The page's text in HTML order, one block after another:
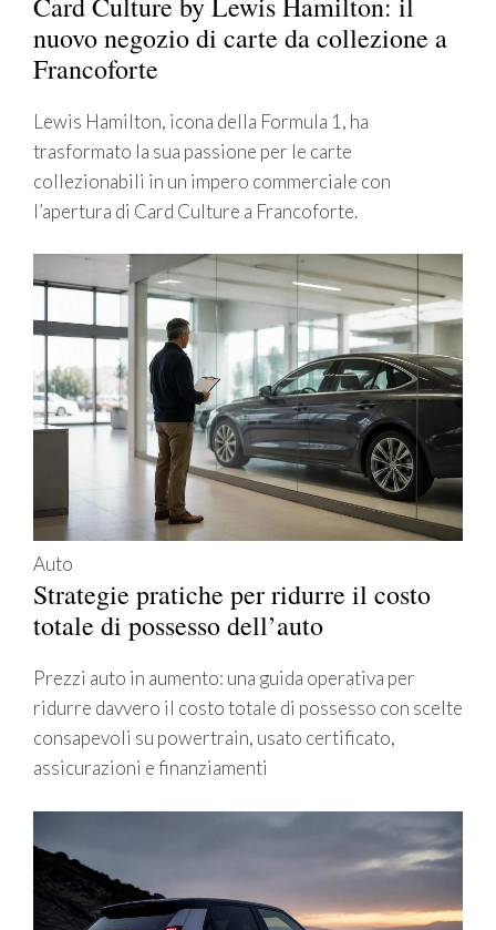
nuovo negozio di carte da collezione a
Francoforte
Lewis Hamilton, icona della Formula 1, ha
trasformato la sua passione per le carte
collezionabili in un impero commerciale con
l’apertura di Card Culture a Francoforte.
Auto
Strategie pratiche per ridurre il costo
totale di possesso dell’auto
Prezzi auto in aumento: una guida operativa per
ridurre davvero il costo totale di possesso con scelte
consapevoli su powertrain, usato certificato,
assicurazioni e finanziamenti